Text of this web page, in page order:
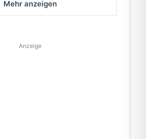
Mehr anzeigen
Anzeige